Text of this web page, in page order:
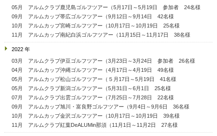
05月 アルムクラブ鹿児島ゴルフツアー（5月17日～5月19日 参加者 24名様
09月 アルムカップ帯広ゴルフツアー（9月12日～9月14日 42名様
10月 アルムカップ宮崎ゴルフツアー（10月17日～10月19日 25名様
11月 アルムカップ南紀白浜ゴルフツアー（11月15日～11月17日 38名様
2022 年
03月 アルムクラブ伊豆ゴルフツアー（3月23日～3月24日 参加者 26名様
04月 アルムカップ沖縄ゴルフツアー（4月17日～4月19日 49名様
05月 アルムカップ松山ゴルフツアー（５月17日～5月19日 41名様
05月 アルムクラブ新潟ゴルフツアー（5月31日～6月1日 25名様
07月 アルムクラブ出雲ゴルフツアー（7月25日～7月28日 22名様
09月 アルムカップ旭川・富良野ゴルフツアー（9月4日～9月6日 36名様
10月 アルムカップ金沢ゴルフツアー（10月17日～10月19日 39名様
11月 アルムクラブ紅葉DeALUMin那須（11月1日～11月2日 27名様